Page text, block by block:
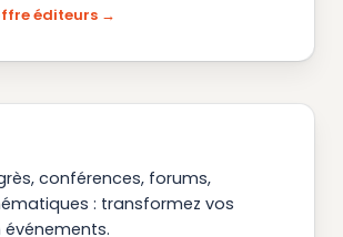
éditeurs
conférences, forums,
: transformez vos